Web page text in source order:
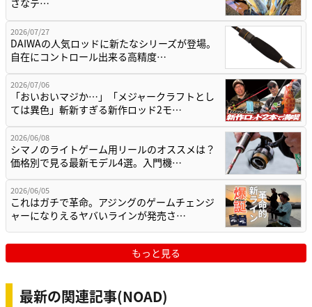
さなテ…
2026/07/27
DAIWAの人気ロッドに新たなシリーズが登場。
自在にコントロール出来る高精度…
2026/07/06
「おいおいマジか…」「メジャークラフトとし
ては異色」斬新すぎる新作ロッド2モ…
2026/06/08
シマノのライトゲーム用リールのオススメは？
価格別で見る最新モデル4選。入門機…
2026/06/05
これはガチで革命。アジングのゲームチェンジ
ャーになりえるヤバいラインが発売さ…
もっと見る
最新の関連記事(NOAD)